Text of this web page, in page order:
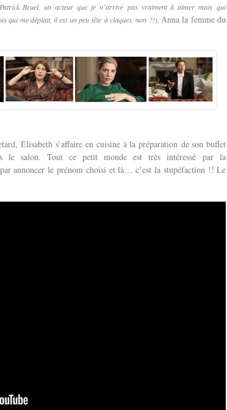
Bruel, un acteur que je n’arrive pas vraiment à aimer mais qui
qui me déplait, il est un peu tête à claques, non ?!), Anna la femme du
Elisabeth s’affaire en cuisine à la préparation de son buffet
le salon. Tout ce petit monde est très intéressé par la
annoncer le prénom choisi et là… c’est la stupéfaction !! Le